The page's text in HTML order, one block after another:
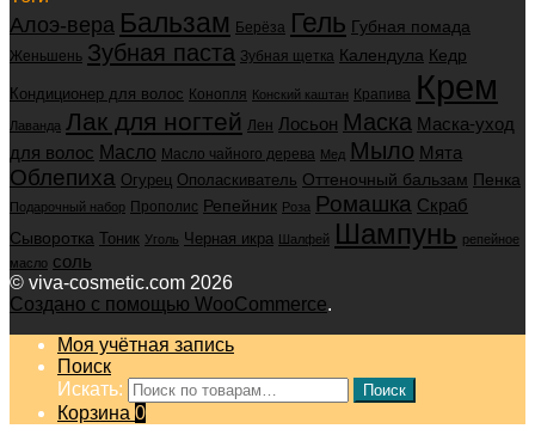
Алоэ-вера Бальзам Берёза Гель Губная помада
Женьшень Зубная паста Зубная щетка Календула Кедр
Кондиционер для волос Конопля Конский каштан Крапива Крем
Лаванда Лак для ногтей Лен Лосьон Маска Маска-уход
для волос Масло Масло чайного дерева Мед Мыло Мята
Облепиха Огурец Ополаскиватель Оттеночный бальзам Пенка
Подарочный набор Прополис Репейник Роза Ромашка Скраб
Сыворотка Тоник Уголь Черная икра Шалфей Шампунь репейное
масло соль
© viva-cosmetic.com 2026
Создано с помощью WooCommerce.
Моя учётная запись
Поиск
Искать:
Поиск
Корзина 0